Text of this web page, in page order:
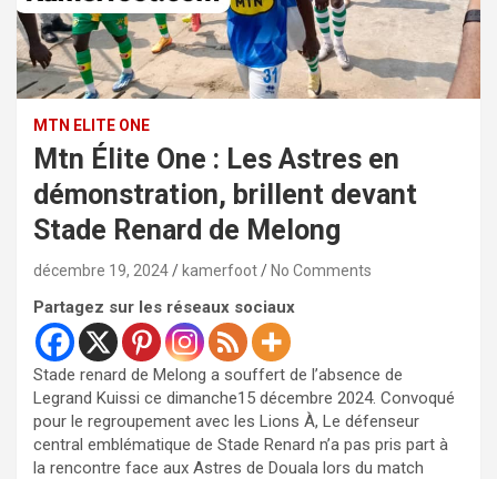
MTN ELITE ONE
Mtn Élite One : Les Astres en
démonstration, brillent devant
Stade Renard de Melong
décembre 19, 2024 kamerfoot No Comments
Partagez sur les réseaux sociaux
Stade renard de Melong a souffert de l’absence de
Legrand Kuissi ce dimanche15 décembre 2024. Convoqué
pour le regroupement avec les Lions À, Le défenseur
central emblématique de Stade Renard n’a pas pris part à
la rencontre face aux Astres de Douala lors du match